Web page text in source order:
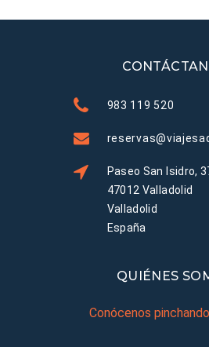
983 119 520
Paseo San Isidro,
47012 Valladolid
Valladolid
España
QUIÉNES
Conócenos